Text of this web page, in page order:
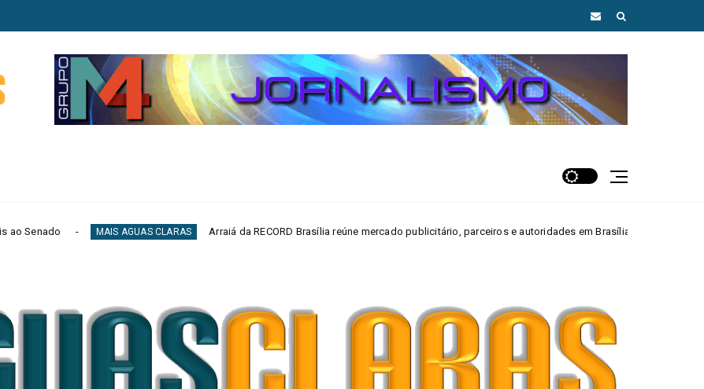
AGUAS CLARAS Arraiá da RECORD Brasília reúne mercado publicitário, parceiros e autoridades em Brasília MAIS AGUAS CLARAS